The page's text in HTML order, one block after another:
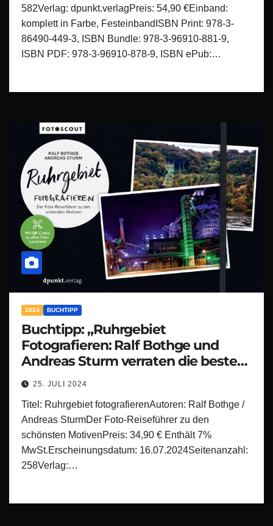
582Verlag: dpunkt.verlagPreis: 54,90 €Einband:
komplett in Farbe, FesteinbandISBN Print: 978-3-
86490-449-3, ISBN Bundle: 978-3-96910-881-9,
ISBN PDF: 978-3-96910-878-9, ISBN ePub:…
2024 BUCHTIPP
Buchtipp: „Ruhrgebiet
Fotografieren: Ralf Bothge und
Andreas Sturm verraten die besten
Hotspots für spannende Bilder!“
25. JULI 2024
Titel: Ruhrgebiet fotografierenAutoren: Ralf Bothge /
Andreas SturmDer Foto-Reiseführer zu den
schönsten MotivenPreis: 34,90 € Enthält 7%
MwSt.Erscheinungsdatum: 16.07.2024Seitenanzahl:
258Verlag:…